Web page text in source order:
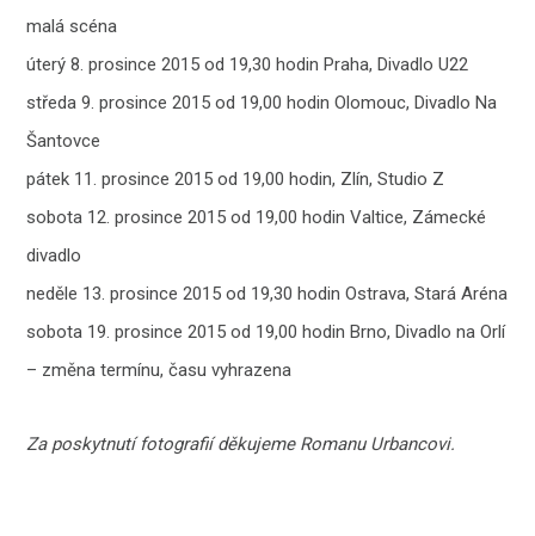
malá scéna
úterý 8. prosince 2015 od 19,30 hodin Praha, Divadlo U22
středa 9. prosince 2015 od 19,00 hodin Olomouc, Divadlo Na
Šantovce
pátek 11. prosince 2015 od 19,00 hodin, Zlín, Studio Z
sobota 12. prosince 2015 od 19,00 hodin Valtice, Zámecké
divadlo
neděle 13. prosince 2015 od 19,30 hodin Ostrava, Stará Aréna
sobota 19. prosince 2015 od 19,00 hodin Brno, Divadlo na Orlí
– změna termínu, času vyhrazena
Za poskytnutí fotografií děkujeme Romanu Urbancovi.